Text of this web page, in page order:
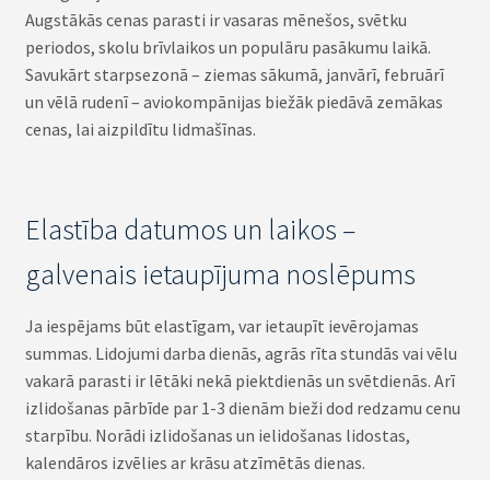
Augstākās cenas parasti ir vasaras mēnešos, svētku
periodos, skolu brīvlaikos un populāru pasākumu laikā.
Savukārt starpsezonā – ziemas sākumā, janvārī, februārī
un vēlā rudenī – aviokompānijas biežāk piedāvā zemākas
cenas, lai aizpildītu lidmašīnas.
Elastība datumos un laikos –
galvenais ietaupījuma noslēpums
Ja iespējams būt elastīgam, var ietaupīt ievērojamas
summas. Lidojumi darba dienās, agrās rīta stundās vai vēlu
vakarā parasti ir lētāki nekā piektdienās un svētdienās. Arī
izlidošanas pārbīde par 1-3 dienām bieži dod redzamu cenu
starpību. Norādi izlidošanas un ielidošanas lidostas,
kalendāros izvēlies ar krāsu atzīmētās dienas.